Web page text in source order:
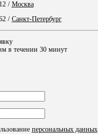
/ Москва
/ Санкт-Петербург
в течении 30 минут
персональных данных